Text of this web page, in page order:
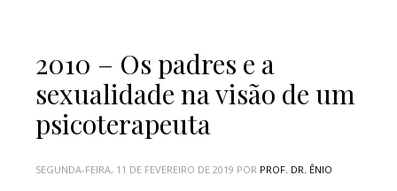
2010 – Os padres e a
sexualidade na visão de um
psicoterapeuta
SEGUNDA-FEIRA, 11 DE FEVEREIRO DE 2019 POR PROF. DR. ÊNIO